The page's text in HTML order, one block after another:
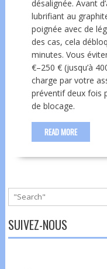
désalignée. Avant
lubrifiant au
poignée avec de
des cas, cela
minutes. Vous
€–250 € (jusqu’à
charge par votre
préventif deux fois
de blocage.
READ MORE
SUIVEZ-NOUS